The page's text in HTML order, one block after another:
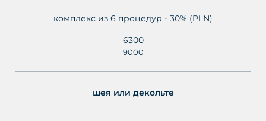
комплекс из 6 процедур - 30% (PLN)
6300
9000
шея или декольте